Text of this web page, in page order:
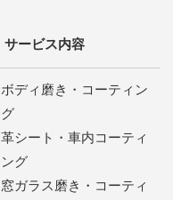
サービス内容
ボディ磨き・コーティン
グ
革シート・車内コーティ
ング
窓ガラス磨き・コーティ